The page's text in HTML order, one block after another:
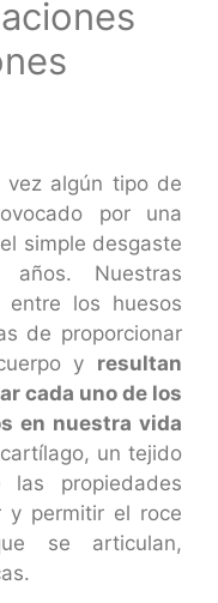
vez algún tipo de
por una
simple desgaste
Nuestras
entre los huesos
de proporcionar
y resultan
cada uno de los
en nuestra vida
un tejido
propiedades
y permitir el roce
se articulan,